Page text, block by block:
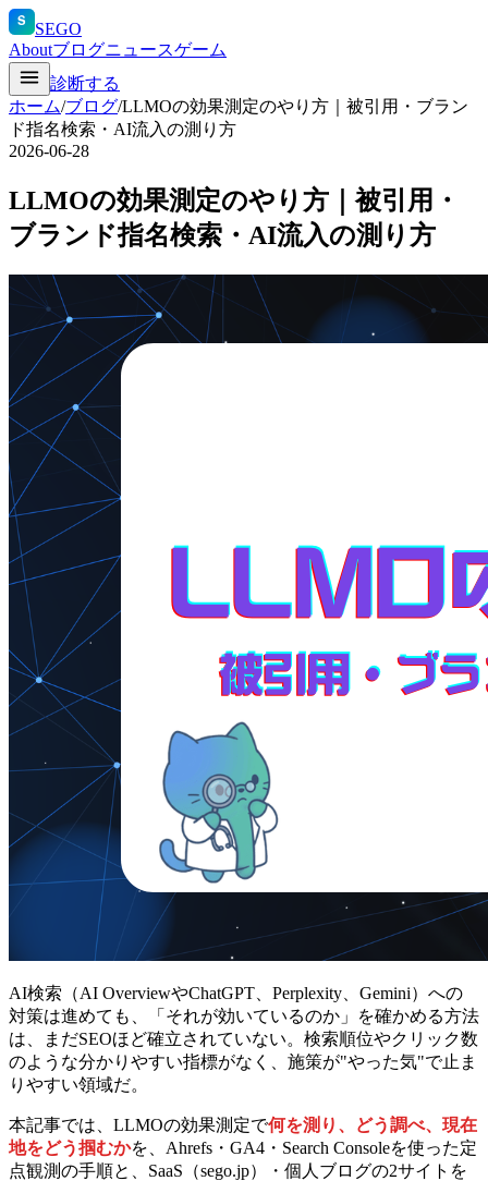
S
SEGO
Aboutブログニュースゲーム
診断する
ホーム/ブログ/LLMOの効果測定のやり方｜被引用・ブラン
ド指名検索・AI流入の測り方
2026-06-28
LLMOの効果測定のやり方｜被引用・
ブランド指名検索・AI流入の測り方
AI検索（AI OverviewやChatGPT、Perplexity、Gemini）への
対策は進めても、「それが効いているのか」を確かめる方法
は、まだSEOほど確立されていない。検索順位やクリック数
のような分かりやすい指標がなく、施策が"やった気"で止ま
りやすい領域だ。
本記事では、LLMOの効果測定で何を測り、どう調べ、現在
地をどう掴むかを、Ahrefs・GA4・Search Consoleを使った定
点観測の手順と、SaaS（sego.jp）・個人ブログの2サイトを